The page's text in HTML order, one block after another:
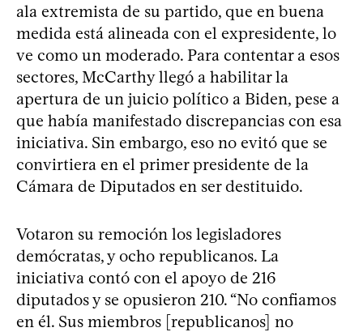
ala extremista de su partido, que en buena
medida está alineada con el expresidente, lo
ve como un moderado. Para contentar a esos
sectores, McCarthy llegó a habilitar la
apertura de un juicio político a Biden, pese a
que había manifestado discrepancias con esa
iniciativa. Sin embargo, eso no evitó que se
convirtiera en el primer presidente de la
Cámara de Diputados en ser destituido.
Votaron su remoción los legisladores
demócratas, y ocho republicanos. La
iniciativa contó con el apoyo de 216
diputados y se opusieron 210. “No confiamos
en él. Sus miembros [republicanos] no